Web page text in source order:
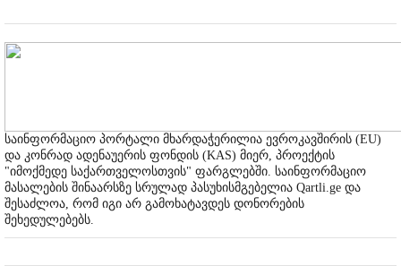
საინფორმაციო პორტალი მხარდაჭერილია ევროკავშირის (EU)
და კონრად ადენაუერის ფონდის (KAS) მიერ, პროექტის
"იმოქმედე საქართველოსთვის" ფარგლებში. საინფორმაციო
მასალების შინაარსზე სრულად პასუხისმგებელია Qartli.ge და
შესაძლოა, რომ იგი არ გამოხატავდეს დონორების
შეხედულებებს.